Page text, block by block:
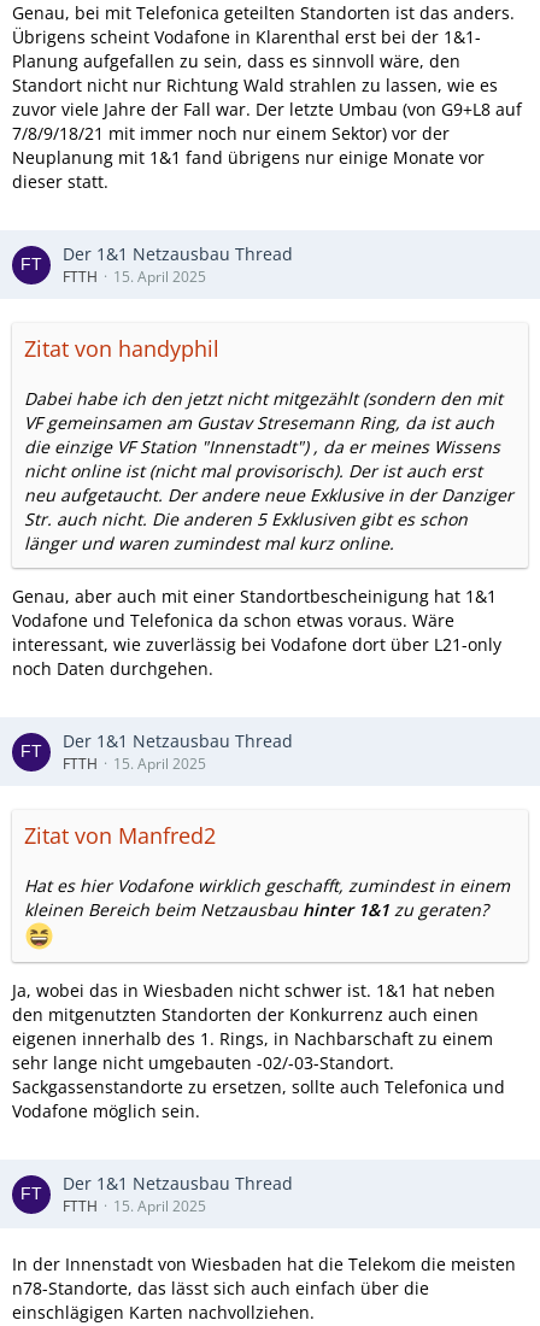
Genau, bei mit Telefonica geteilten Standorten ist das anders.
Übrigens scheint Vodafone in Klarenthal erst bei der 1&1-
Planung aufgefallen zu sein, dass es sinnvoll wäre, den
Standort nicht nur Richtung Wald strahlen zu lassen, wie es
zuvor viele Jahre der Fall war. Der letzte Umbau (von G9+L8 auf
7/8/9/18/21 mit immer noch nur einem Sektor) vor der
Neuplanung mit 1&1 fand übrigens nur einige Monate vor
dieser statt.
Der 1&1 Netzausbau Thread
FTTH 15. April 2025
Zitat von handyphil
Dabei habe ich den jetzt nicht mitgezählt (sondern den mit
VF gemeinsamen am Gustav Stresemann Ring, da ist auch
die einzige VF Station "Innenstadt") , da er meines Wissens
nicht online ist (nicht mal provisorisch). Der ist auch erst
neu aufgetaucht. Der andere neue Exklusive in der Danziger
Str. auch nicht. Die anderen 5 Exklusiven gibt es schon
länger und waren zumindest mal kurz online.
Genau, aber auch mit einer Standortbescheinigung hat 1&1
Vodafone und Telefonica da schon etwas voraus. Wäre
interessant, wie zuverlässig bei Vodafone dort über L21-only
noch Daten durchgehen.
Der 1&1 Netzausbau Thread
FTTH 15. April 2025
Zitat von Manfred2
Hat es hier Vodafone wirklich geschafft, zumindest in einem
kleinen Bereich beim Netzausbau hinter 1&1 zu geraten?
Ja, wobei das in Wiesbaden nicht schwer ist. 1&1 hat neben
den mitgenutzten Standorten der Konkurrenz auch einen
eigenen innerhalb des 1. Rings, in Nachbarschaft zu einem
sehr lange nicht umgebauten -02/-03-Standort.
Sackgassenstandorte zu ersetzen, sollte auch Telefonica und
Vodafone möglich sein.
Der 1&1 Netzausbau Thread
FTTH 15. April 2025
In der Innenstadt von Wiesbaden hat die Telekom die meisten
n78-Standorte, das lässt sich auch einfach über die
einschlägigen Karten nachvollziehen.